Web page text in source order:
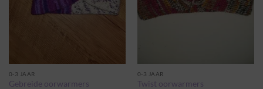
0-3 JAAR
Gebreide oorwarmers
0-3 JAAR
Twist oorwarmers